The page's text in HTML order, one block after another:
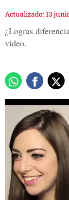
Actualizado: 13
¿Logras
video.